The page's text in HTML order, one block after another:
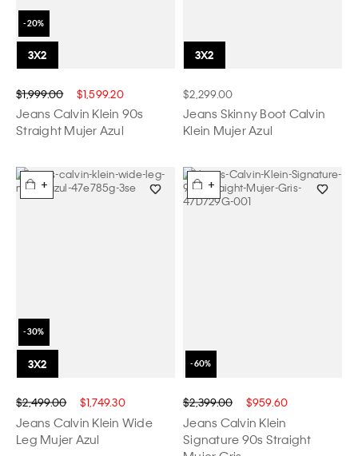
$1,999.00 $1,599.20
Jeans Calvin Klein 90s
Straight Mujer Azul
$2,299.00
Jeans Skinny Boot Calvin
Klein Mujer Azul
+
$2,499.00 $1,749.30
Jeans Calvin Klein Wide
Leg Mujer Azul
+
$2,399.00 $959.60
Jeans Calvin Klein
Signature 90s Straight